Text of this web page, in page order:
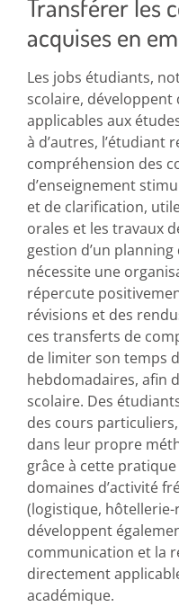
Transférer les
acquises en
Les jobs étudiants,
scolaire,
applicables aux
à d’autres, l’étudiant
compréhension des
d’enseignement
et de clarification,
orales et les travaux
gestion d’un
nécessite une
répercute
révisions et des
ces transferts de
de limiter son temps
hebdomadaires, afin
scolaire. Des
des cours
dans leur propre
grâce à cette pratique
domaines d’activité
(logistique,
développent
communication et la
directement
académique.